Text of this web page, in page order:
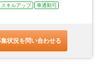
スキルアップ
車通勤可
状況を問い合わせる